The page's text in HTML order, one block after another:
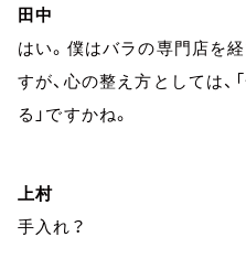
田中
はい。僕はバラの専門店を
すが、心の整え方としては、
る」ですかね。
上村
手入れ？